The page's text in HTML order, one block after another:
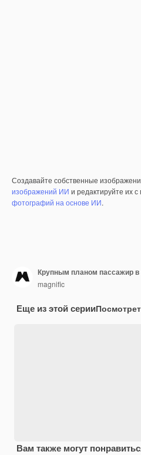
Создавайте собственные
изображений ИИ и редактируйте их
фотографий на основе ИИ.
Крупным планом пассажир в
magnific
Еще из этой серии
Вам также могут